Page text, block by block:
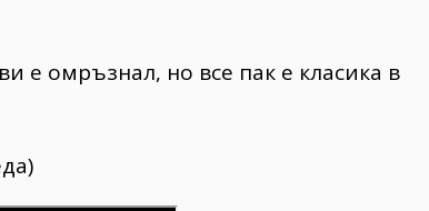
е омръзнал, но все пак е класика в